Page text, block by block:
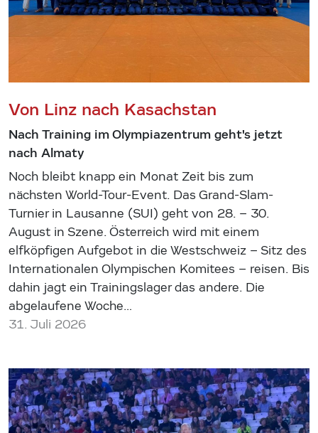
Von Linz nach Kasachstan
Nach Training im Olympiazentrum geht's jetzt
nach Almaty
Noch bleibt knapp ein Monat Zeit bis zum
nächsten World-Tour-Event. Das Grand-Slam-
Turnier in Lausanne (SUI) geht von 28. – 30.
August in Szene. Österreich wird mit einem
elfköpfigen Aufgebot in die Westschweiz – Sitz des
Internationalen Olympischen Komitees – reisen. Bis
dahin jagt ein Trainingslager das andere. Die
abgelaufene Woche…
31. Juli 2026